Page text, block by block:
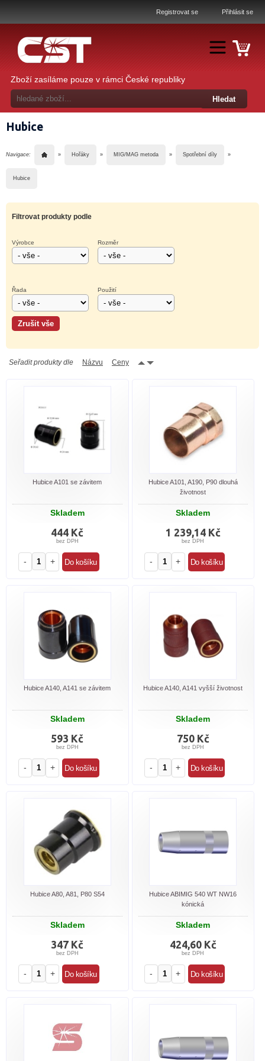
Registrovat se Přihlásit se
Zboží zasíláme pouze v rámci České republiky
Hubice
Navigace: » Hořáky » MIG/MAG metoda » Spotřební díly »
Hubice
Filtrovat produkty podle
Výrobce Rozměr
Řada Použití
Seřadit produkty dle Názvu Ceny
Hubice A101 se závitem
Skladem
444 Kč
bez DPH
- +
Hubice A101, A190, P90 dlouhá
životnost
Skladem
1 239,14 Kč
bez DPH
- +
Hubice A140, A141 se závitem
Skladem
593 Kč
bez DPH
- +
Hubice A140, A141 vyšší životnost
Skladem
750 Kč
bez DPH
- +
Hubice A80, A81, P80 S54
Skladem
347 Kč
bez DPH
- +
Hubice ABIMIG 540 WT NW16
kónická
Skladem
424,60 Kč
bez DPH
- +